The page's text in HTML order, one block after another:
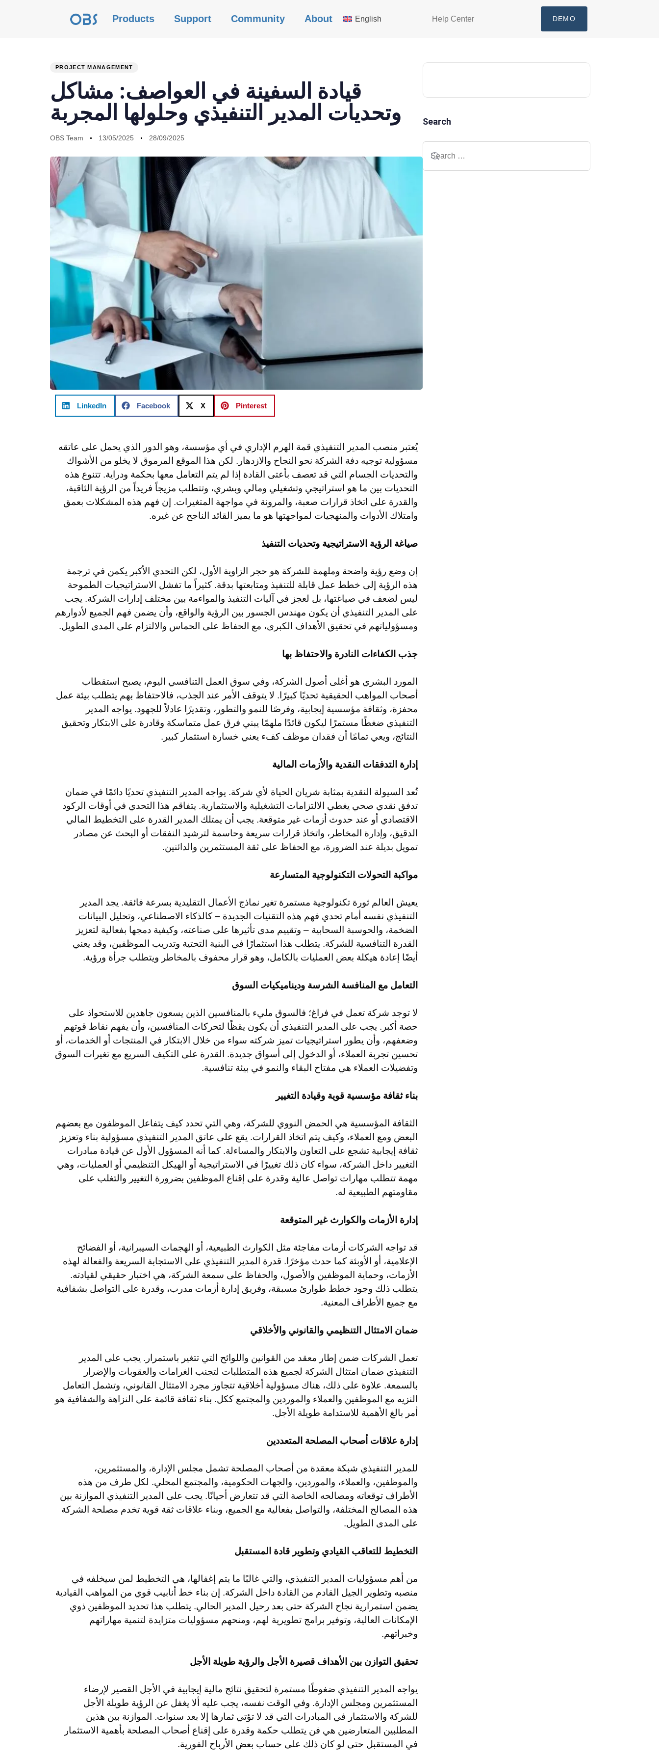
Products Support Community About English Help Center DEMO
PUBLISHED
PROJECT MANAGEMENT
قيادة السفينة في العواصف: مشاكل
وتحديات المدير التنفيذي وحلولها المجربة
Author
OBS Team
Published
13/05/2025
Last
updated:
28/09/2025
LinkedIn Facebook X Pinterest
يُعتبر منصب المدير التنفيذي قمة الهرم الإداري في أي مؤسسة، وهو الدور الذي يحمل على عاتقه
مسؤولية توجيه دفة الشركة نحو النجاح والازدهار. لكن هذا الموقع المرموق لا يخلو من الأشواك
والتحديات الجسام التي قد تعصف بأعتى القادة إذا لم يتم التعامل معها بحكمة ودراية. تتنوع هذه
التحديات بين ما هو استراتيجي وتشغيلي ومالي وبشري، وتتطلب مزيجاً فريداً من الرؤية الثاقبة،
والقدرة على اتخاذ قرارات صعبة، والمرونة في مواجهة المتغيرات. إن فهم هذه المشكلات بعمق
وامتلاك الأدوات والمنهجيات لمواجهتها هو ما يميز القائد الناجح عن غيره.
صياغة الرؤية الاستراتيجية وتحديات التنفيذ
إن وضع رؤية واضحة وملهمة للشركة هو حجر الزاوية الأول، لكن التحدي الأكبر يكمن في ترجمة
هذه الرؤية إلى خطط عمل قابلة للتنفيذ ومتابعتها بدقة. كثيراً ما تفشل الاستراتيجيات الطموحة
ليس لضعف في صياغتها، بل لعجز في آليات التنفيذ والمواءمة بين مختلف إدارات الشركة. يجب
على المدير التنفيذي أن يكون مهندس الجسور بين الرؤية والواقع، وأن يضمن فهم الجميع لأدوارهم
ومسؤولياتهم في تحقيق الأهداف الكبرى، مع الحفاظ على الحماس والالتزام على المدى الطويل.
جذب الكفاءات النادرة والاحتفاظ بها
المورد البشري هو أغلى أصول الشركة، وفي سوق العمل التنافسي اليوم، يصبح استقطاب
أصحاب المواهب الحقيقية تحديًا كبيرًا. لا يتوقف الأمر عند الجذب، فالاحتفاظ بهم يتطلب بيئة عمل
محفزة، وثقافة مؤسسية إيجابية، وفرصًا للنمو والتطور، وتقديرًا عادلاً للجهود. يواجه المدير
التنفيذي ضغطًا مستمرًا ليكون قائدًا ملهمًا يبني فرق عمل متماسكة وقادرة على الابتكار وتحقيق
النتائج، ويعي تمامًا أن فقدان موظف كفء يعني خسارة استثمار كبير.
إدارة التدفقات النقدية والأزمات المالية
تُعد السيولة النقدية بمثابة شريان الحياة لأي شركة. يواجه المدير التنفيذي تحديًا دائمًا في ضمان
تدفق نقدي صحي يغطي الالتزامات التشغيلية والاستثمارية. يتفاقم هذا التحدي في أوقات الركود
الاقتصادي أو عند حدوث أزمات غير متوقعة. يجب أن يمتلك المدير القدرة على التخطيط المالي
الدقيق، وإدارة المخاطر، واتخاذ قرارات سريعة وحاسمة لترشيد النفقات أو البحث عن مصادر
تمويل بديلة عند الضرورة، مع الحفاظ على ثقة المستثمرين والدائنين.
مواكبة التحولات التكنولوجية المتسارعة
يعيش العالم ثورة تكنولوجية مستمرة تغير نماذج الأعمال التقليدية بسرعة فائقة. يجد المدير
التنفيذي نفسه أمام تحدي فهم هذه التقنيات الجديدة – كالذكاء الاصطناعي، وتحليل البيانات
الضخمة، والحوسبة السحابية – وتقييم مدى تأثيرها على صناعته، وكيفية دمجها بفعالية لتعزيز
القدرة التنافسية للشركة. يتطلب هذا استثمارًا في البنية التحتية وتدريب الموظفين، وقد يعني
أيضًا إعادة هيكلة بعض العمليات بالكامل، وهو قرار محفوف بالمخاطر ويتطلب جرأة ورؤية.
التعامل مع المنافسة الشرسة وديناميكيات السوق
لا توجد شركة تعمل في فراغ؛ فالسوق مليء بالمنافسين الذين يسعون جاهدين للاستحواذ على
حصة أكبر. يجب على المدير التنفيذي أن يكون يقظًا لتحركات المنافسين، وأن يفهم نقاط قوتهم
وضعفهم، وأن يطور استراتيجيات تميز شركته سواء من خلال الابتكار في المنتجات أو الخدمات، أو
تحسين تجربة العملاء، أو الدخول إلى أسواق جديدة. القدرة على التكيف السريع مع تغيرات السوق
وتفضيلات العملاء هي مفتاح البقاء والنمو في بيئة تنافسية.
بناء ثقافة مؤسسية قوية وقيادة التغيير
الثقافة المؤسسية هي الحمض النووي للشركة، وهي التي تحدد كيف يتفاعل الموظفون مع بعضهم
البعض ومع العملاء، وكيف يتم اتخاذ القرارات. يقع على عاتق المدير التنفيذي مسؤولية بناء وتعزيز
ثقافة إيجابية تشجع على التعاون والابتكار والمساءلة. كما أنه المسؤول الأول عن قيادة مبادرات
التغيير داخل الشركة، سواء كان ذلك تغييرًا في الاستراتيجية أو الهيكل التنظيمي أو العمليات، وهي
مهمة تتطلب مهارات تواصل عالية وقدرة على إقناع الموظفين بضرورة التغيير والتغلب على
مقاومتهم الطبيعية له.
إدارة الأزمات والكوارث غير المتوقعة
قد تواجه الشركات أزمات مفاجئة مثل الكوارث الطبيعية، أو الهجمات السيبرانية، أو الفضائح
الإعلامية، أو الأوبئة كما حدث مؤخرًا. قدرة المدير التنفيذي على الاستجابة السريعة والفعالة لهذه
الأزمات، وحماية الموظفين والأصول، والحفاظ على سمعة الشركة، هي اختبار حقيقي لقيادته.
يتطلب ذلك وجود خطط طوارئ مسبقة، وفريق إدارة أزمات مدرب، وقدرة على التواصل بشفافية
مع جميع الأطراف المعنية.
ضمان الامتثال التنظيمي والقانوني والأخلاقي
تعمل الشركات ضمن إطار معقد من القوانين واللوائح التي تتغير باستمرار. يجب على المدير
التنفيذي ضمان امتثال الشركة لجميع هذه المتطلبات لتجنب الغرامات والعقوبات والإضرار
بالسمعة. علاوة على ذلك، هناك مسؤولية أخلاقية تتجاوز مجرد الامتثال القانوني، وتشمل التعامل
النزيه مع الموظفين والعملاء والموردين والمجتمع ككل. بناء ثقافة قائمة على النزاهة والشفافية هو
أمر بالغ الأهمية للاستدامة طويلة الأجل.
إدارة علاقات أصحاب المصلحة المتعددين
للمدير التنفيذي شبكة معقدة من أصحاب المصلحة تشمل مجلس الإدارة، والمستثمرين،
والموظفين، والعملاء، والموردين، والجهات الحكومية، والمجتمع المحلي. لكل طرف من هذه
الأطراف توقعاته ومصالحه الخاصة التي قد تتعارض أحيانًا. يجب على المدير التنفيذي الموازنة بين
هذه المصالح المختلفة، والتواصل بفعالية مع الجميع، وبناء علاقات ثقة قوية تخدم مصلحة الشركة
على المدى الطويل.
التخطيط للتعاقب القيادي وتطوير قادة المستقبل
من أهم مسؤوليات المدير التنفيذي، والتي غالبًا ما يتم إغفالها، هي التخطيط لمن سيخلفه في
منصبه وتطوير الجيل القادم من القادة داخل الشركة. إن بناء خط أنابيب قوي من المواهب القيادية
يضمن استمرارية نجاح الشركة حتى بعد رحيل المدير الحالي. يتطلب هذا تحديد الموظفين ذوي
الإمكانات العالية، وتوفير برامج تطويرية لهم، ومنحهم مسؤوليات متزايدة لتنمية مهاراتهم
وخبراتهم.
تحقيق التوازن بين الأهداف قصيرة الأجل والرؤية طويلة الأجل
يواجه المدير التنفيذي ضغوطًا مستمرة لتحقيق نتائج مالية إيجابية في الأجل القصير لإرضاء
المستثمرين ومجلس الإدارة. وفي الوقت نفسه، يجب عليه ألا يغفل عن الرؤية طويلة الأجل
للشركة والاستثمار في المبادرات التي قد لا تؤتي ثمارها إلا بعد سنوات. الموازنة بين هذين
المطلبين المتعارضين هي فن يتطلب حكمة وقدرة على إقناع أصحاب المصلحة بأهمية الاستثمار
في المستقبل حتى لو كان ذلك على حساب بعض الأرباح الفورية.
Search